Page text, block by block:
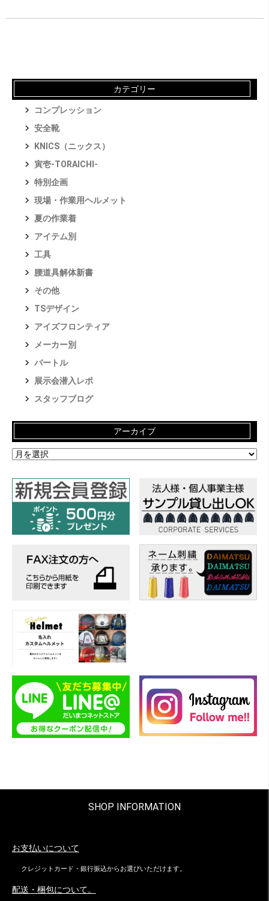
カテゴリー
コンプレッション
安全靴
KNICS（ニックス）
寅壱-TORAICHI-
特別企画
現場・作業用ヘルメット
夏の作業着
アイテム別
工具
腰道具解体新書
その他
TSデザイン
アイズフロンティア
メーカー別
バートル
展示会潜入レポ
スタッフブログ
アーカイブ
ア
ー
イ
ブ
SHOP INFORMATION
お支払いについて
クレジットカード・銀行振込からお選びいただけます。
配送・梱包について。